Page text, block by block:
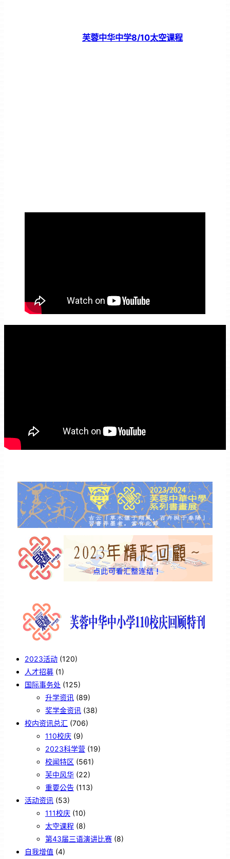
芙蓉中华中学8/10太空课程
2023活动 (120)
人才招募 (1)
国际事务处 (125)
升学资讯 (89)
奖学金资讯 (38)
校内资讯总汇 (706)
110校庆 (9)
2023科学营 (19)
校闻特区 (561)
芙中风华 (22)
重要公告 (113)
活动资讯 (53)
111校庆 (10)
太空课程 (8)
第43届三语演讲比赛 (8)
自我增值 (4)